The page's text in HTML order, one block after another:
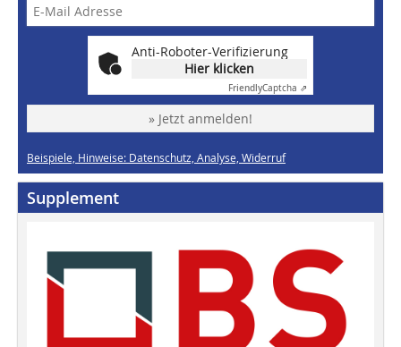
Anti-Roboter-Verifizierung
Hier klicken
FriendlyCaptcha ⇗
» Jetzt anmelden!
Beispiele, Hinweise: Datenschutz, Analyse, Widerruf
Supplement